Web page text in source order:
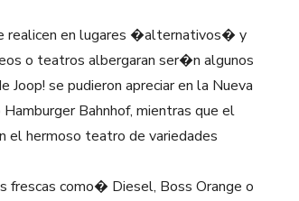
realicen en lugares �alternativos� y
o teatros albergaran ser�n algunos
se pudieron apreciar en la Nueva
Bahnhof, mientras que el
hermoso teatro de variedades
como� Diesel, Boss Orange o